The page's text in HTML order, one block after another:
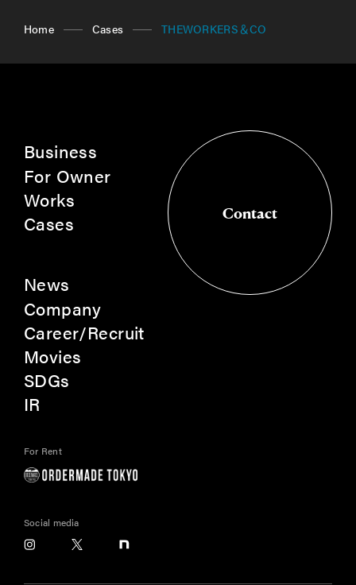
Home Cases THEWORKERS＆CO
Business
For Owner
Works
Cases
News
Company
Career/Recruit
Movies
SDGs
IR
For Rent
Social media
Contact